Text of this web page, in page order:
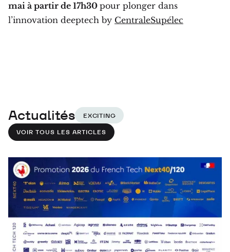
mai à partir de 17h30 pour plonger dans
l’innovation deeptech by CentraleSupélec
Actualités EXCITING
VOIR TOUS LES ARTICLES